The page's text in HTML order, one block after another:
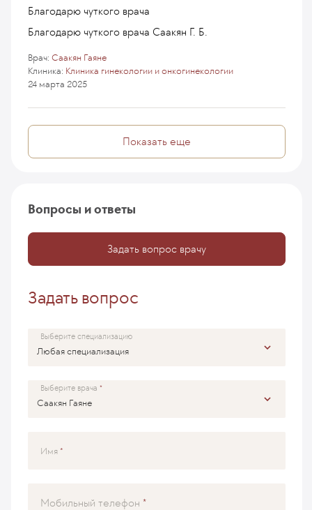
Благодарю чуткого врача
Благодарю чуткого врача Саакян Г. Б.
Клиника: Клиника гинекологии и онкогинекологии
Врач: Саакян Гаяне
24 марта 2025
Показать еще
Вопросы и ответы
Задать вопрос врачу
Задать вопрос
Выберите специализацию
Выберите врача
Имя
Мобильный телефон